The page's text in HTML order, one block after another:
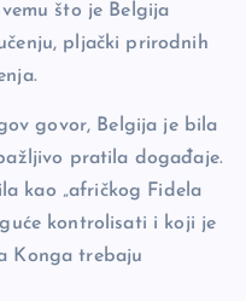
što je Belgija
pljački prirodnih
govor, Belgija je bila
pratila događaje.
kao „afričkog Fidela
kontrolisati i koji je
Konga trebaju